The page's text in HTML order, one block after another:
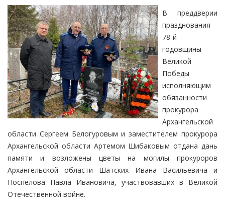
В преддверии
празднования
78-й
годовщины
Великой
Победы
исполняющим
обязанности
прокурора
Архангельской
области Сергеем Белогуровым и заместителем прокурора
Архангельской области Артемом Шибаковым отдана дань
памяти и возложены цветы на могилы прокуроров
Архангельской области Шатских Ивана Васильевича и
Поспелова Павла Ивановича, участвовавших в Великой
Отечественной войне.